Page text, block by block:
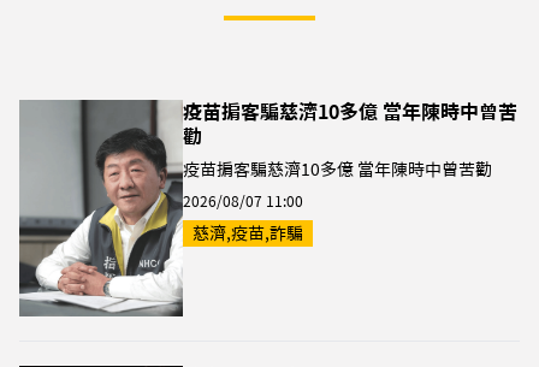
疫苗掮客騙慈濟10多億 當年陳時中曾苦
勸
疫苗掮客騙慈濟10多億 當年陳時中曾苦勸
2026/08/07 11:00
慈濟,疫苗,詐騙